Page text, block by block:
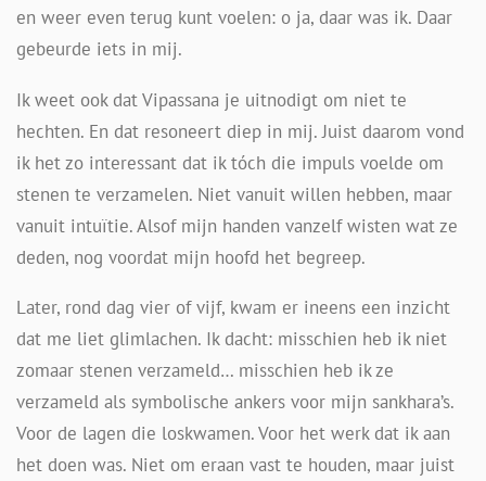
en weer even terug kunt voelen: o ja, daar was ik. Daar
gebeurde iets in mij.
Ik weet ook dat Vipassana je uitnodigt om niet te
hechten. En dat resoneert diep in mij. Juist daarom vond
ik het zo interessant dat ik tóch die impuls voelde om
stenen te verzamelen. Niet vanuit willen hebben, maar
vanuit intuïtie. Alsof mijn handen vanzelf wisten wat ze
deden, nog voordat mijn hoofd het begreep.
Later, rond dag vier of vijf, kwam er ineens een inzicht
dat me liet glimlachen. Ik dacht: misschien heb ik niet
zomaar stenen verzameld… misschien heb ik ze
verzameld als symbolische ankers voor mijn sankhara’s.
Voor de lagen die loskwamen. Voor het werk dat ik aan
het doen was. Niet om eraan vast te houden, maar juist